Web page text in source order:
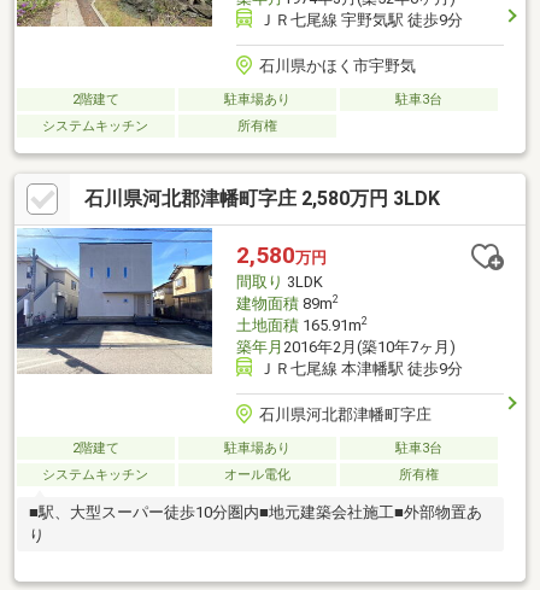
ＪＲ七尾線 宇野気駅 徒歩9分
石川県かほく市宇野気
2階建て 駐車場あり
駐車3台
システムキッチン
所有権
石川県河北郡津幡町字庄 2,580万円 3LDK
2,580万円
間取り 3LDK
建物面積89m2
土地面積165.91m2
築年月 2016年2月(築10年7ヶ月)
ＪＲ七尾線 本津幡駅 徒歩9分
石川県河北郡津幡町字庄
2階建て 駐車場あり
駐車3台
システムキッチン
オール電化 所有権
■駅、大型スーパー徒歩10分圏内■地元建築会社施工■外部物置あ
り